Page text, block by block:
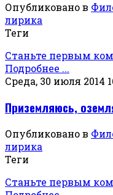
Опубликовано в
лирика
Теги
Станьте первым
Подробнее ...
Среда, 30 июля 2014
Приземляюсь,
Опубликовано в
лирика
Теги
Станьте первым